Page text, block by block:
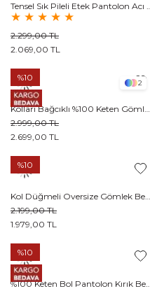
★ ★ ★ ★ ★
2.069,00 TL
2.299,00 TL
2
2.699,00 TL
2.999,00 TL
%10
1.979,00 TL
2.199,00 TL
%10
%10